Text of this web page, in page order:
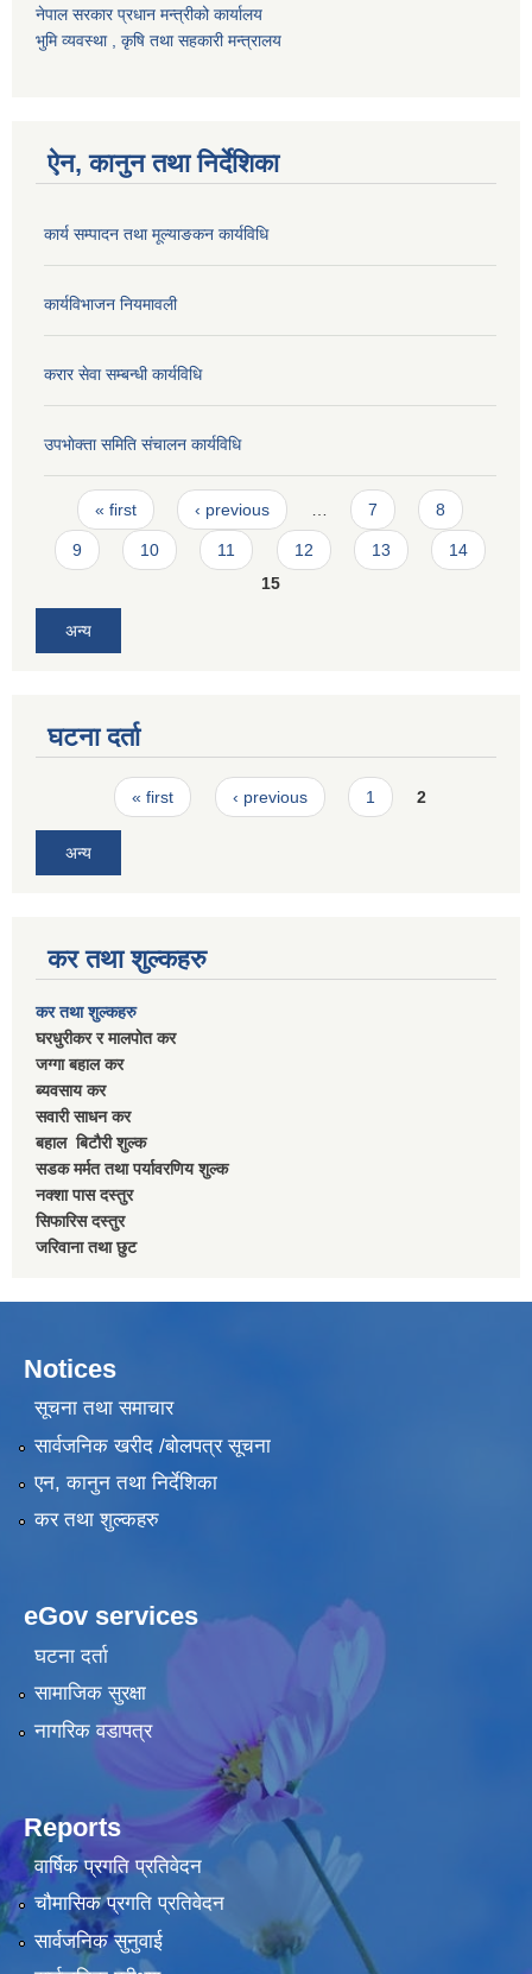
नेपाल सरकार प्रधान मन्त्रीको कार्यालय
भुमि व्यवस्था , कृषि तथा सहकारी मन्त्रालय
ऐन, कानुन तथा निर्देशिका
कार्य सम्पादन तथा मूल्याङकन कार्यविधि
कार्यविभाजन नियमावली
करार सेवा सम्बन्धी कार्यविधि
उपभाेक्ता समिति संचालन कार्यविधि
Pages
« first ‹ previous 7 8
9 10 11 12 13
14
15
अन्य
घटना दर्ता
Pages« first ‹ previous 1 2
अन्य
कर तथा शुल्कहरु
कर तथा शुल्कहरु
घरधुरीकर र मालपाेत कर
जग्गा बहाल कर
ब्यवसाय कर
सवारी साधन कर
बहाल बिटाैरी शुल्क
सडक मर्मत तथा पर्यावरणिय शुल्क
नक्शा पास दस्तुर
सिफारिस दस्तुर
जरिवाना तथा छुट
Notices
सूचना तथा समाचार
सार्वजनिक खरीद /बोलपत्र सूचना
एन, कानुन तथा निर्देशिका
कर तथा शुल्कहरु
eGov services
घटना दर्ता
सामाजिक सुरक्षा
नागरिक वडापत्र
Reports
वार्षिक प्रगति प्रतिवेदन
चौमासिक प्रगति प्रतिवेदन
सार्वजनिक सुनुवाई